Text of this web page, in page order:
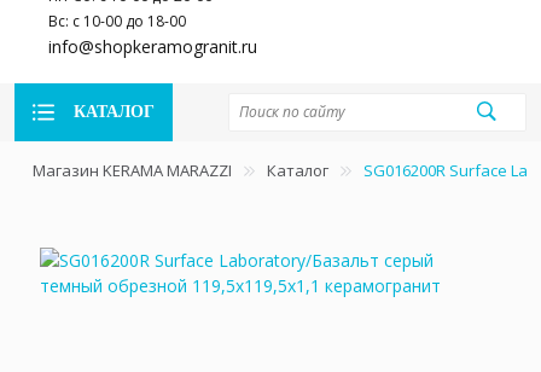
Вс: с 10-00 до 18-00
info@shopkeramogranit.ru
КАТАЛОГ
Магазин KERAMA MARAZZI Каталог SG016200R Surface